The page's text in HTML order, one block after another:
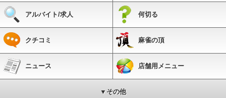
アルバイト/求人 何切る
クチコミ 麻雀の頂
ニュース 店舗用メニュー
▼その他